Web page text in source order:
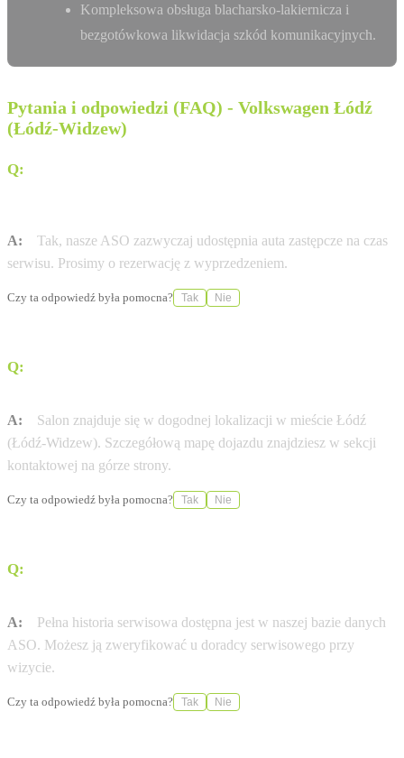
Kompleksowa obsługa blacharsko-lakiernicza i
bezgotówkowa likwidacja szkód komunikacyjnych.
Pytania i odpowiedzi (FAQ) - Volkswagen Łódź
(Łódź-Widzew)
Q:
A:
Tak, nasze ASO zazwyczaj udostępnia auta zastępcze na czas
serwisu. Prosimy o rezerwację z wyprzedzeniem.
Czy ta odpowiedź była pomocna? Tak Nie
Q:
A:
Salon znajduje się w dogodnej lokalizacji w mieście Łódź
(Łódź-Widzew). Szczegółową mapę dojazdu znajdziesz w sekcji
kontaktowej na górze strony.
Czy ta odpowiedź była pomocna? Tak Nie
Q:
A:
Pełna historia serwisowa dostępna jest w naszej bazie danych
ASO. Możesz ją zweryfikować u doradcy serwisowego przy
wizycie.
Czy ta odpowiedź była pomocna? Tak Nie